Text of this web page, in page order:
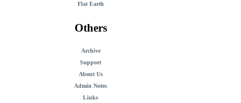
Flat Earth
Others
Archive
Support
About Us
Admin Notes
Links